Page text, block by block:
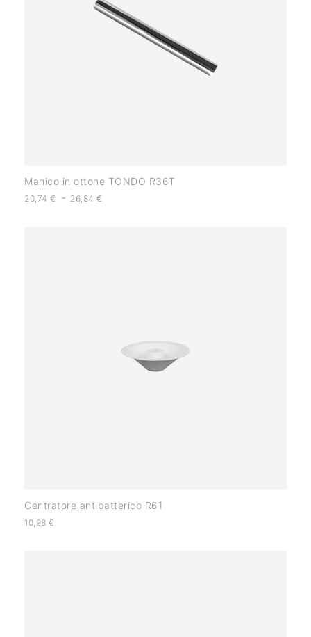
Manico in ottone TONDO R36T
20,74 € - 26,84€
Centratore antibatterico R61
10,98 €